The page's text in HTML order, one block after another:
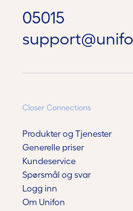
05015
Closer Connections
Produkter og Tjenester
Generelle priser
Kundeservice
Spørsmål og svar
Logg inn
Om Unifon